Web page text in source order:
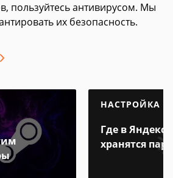
пользуйтесь антивирусом. Мы
их безопасность.
НАСТРОЙКА
Где в Яндекс
хранятся